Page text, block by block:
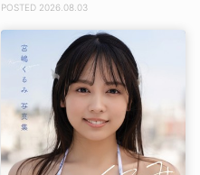
2026.08.03